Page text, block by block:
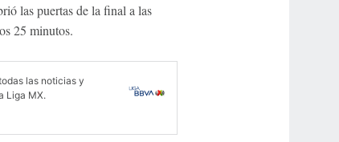
las puertas de la final a las
25 minutos.
las noticias y
Liga MX.